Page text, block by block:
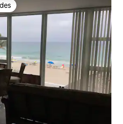
preferido